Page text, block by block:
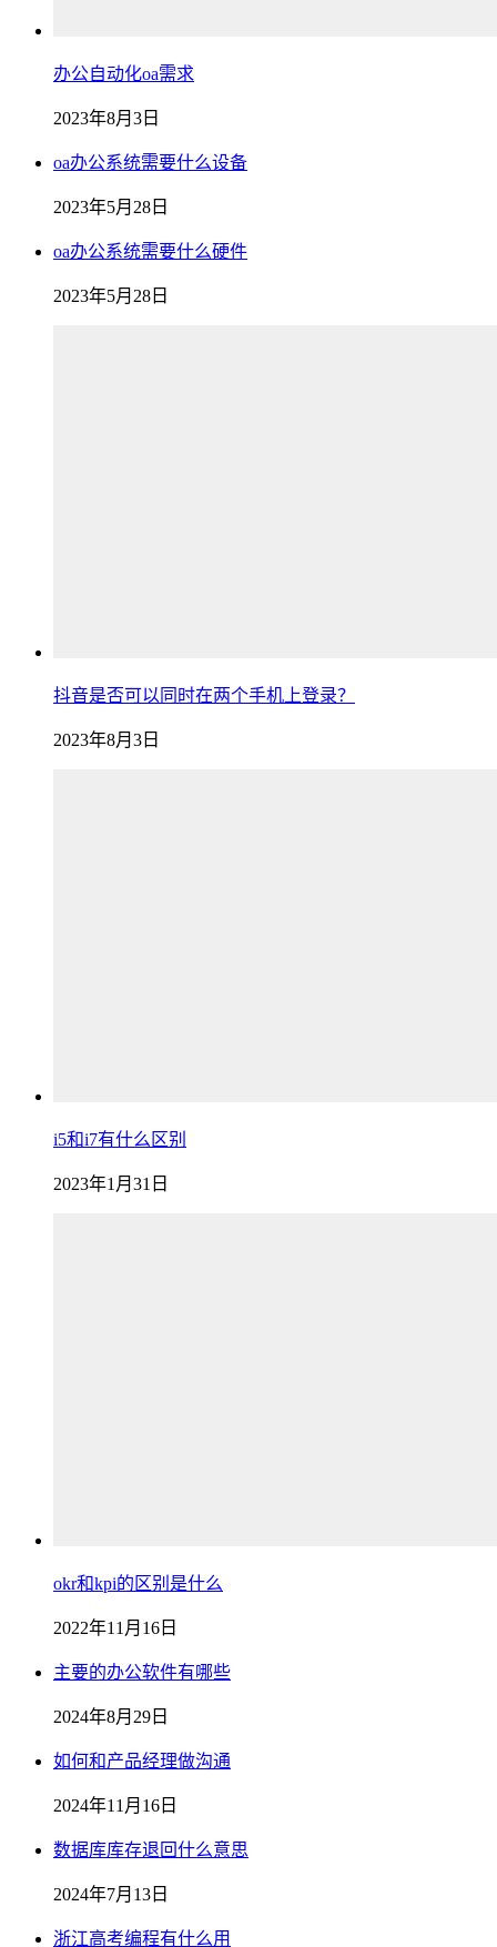
办公自动化oa需求
2023年8月3日
oa办公系统需要什么设备
2023年5月28日
oa办公系统需要什么硬件
2023年5月28日
抖音是否可以同时在两个手机上登录？
2023年8月3日
i5和i7有什么区别
2023年1月31日
okr和kpi的区别是什么
2022年11月16日
主要的办公软件有哪些
2024年8月29日
如何和产品经理做沟通
2024年11月16日
数据库库存退回什么意思
2024年7月13日
浙江高考编程有什么用